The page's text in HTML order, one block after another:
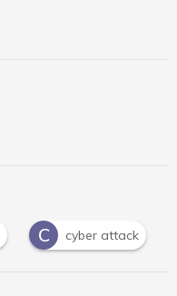
C cyber attack